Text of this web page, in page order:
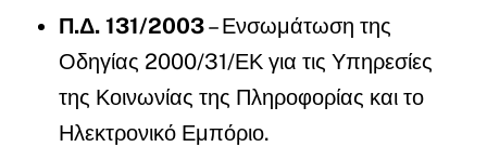
Π.Δ. 131/2003– Ενσωμάτωση της
Οδηγίας 2000/31/ΕΚ για τις Υπηρεσίες
της Κοινωνίας της Πληροφορίας και το
Ηλεκτρονικό Εμπόριο.